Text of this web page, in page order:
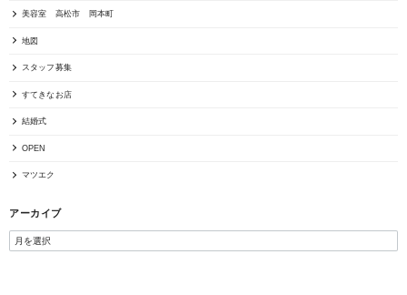
美容室 高松市 岡本町
地図
スタッフ募集
すてきなお店
結婚式
OPEN
マツエク
アーカイブ